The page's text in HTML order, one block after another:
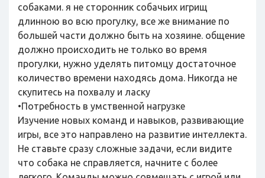
собаками. я не сторонник собачьих игрищ
длинною во всю прогулку, все же внимание по
большей части должно быть на хозяине. общение
должно происходить не только во время
прогулки, нужно уделять питомцу достаточное
количество времени находясь дома. Никогда не
скупитесь на похвалу и ласку
•Потребность в умственной нагрузке
Изучение новых команд и навыков, развивающие
игры, все это направлено на развитие интеллекта.
Не ставьте сразу сложные задачи, если видите
что собака не справляется, начните с более